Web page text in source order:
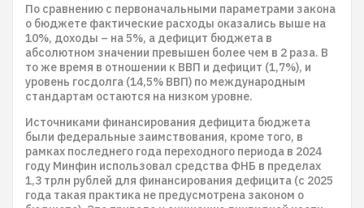
По сравнению с первоначальными параметрами закона
о бюджете фактические расходы оказались выше на
10%, доходы – на 5%, а дефицит бюджета в
абсолютном значении превышен более чем в 2 раза. В
то же время в отношении к ВВП и дефицит (1,7%), и
уровень госдолга (14,5% ВВП) по международным
стандартам остаются на низком уровне.
Источниками финансирования дефицита бюджета
были федеральные заимствования, кроме того, в
рамках последнего года переходного периода в 2024
году Минфин использовал средства ФНБ в пределах
1,3 трлн рублей для финансирования дефицита (с 2025
года такая практика не предусмотрена законом о